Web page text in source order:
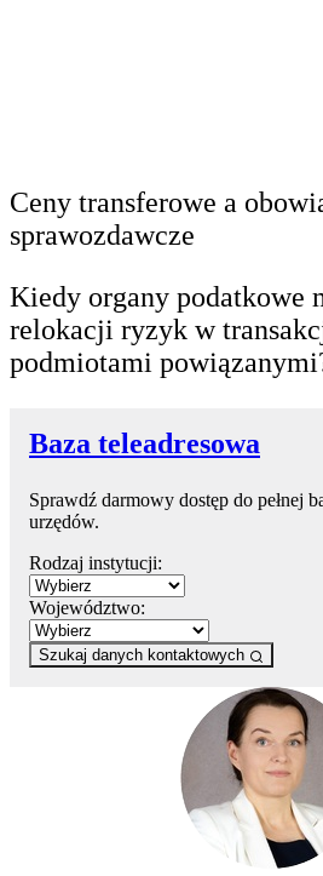
Ceny transferowe a
sprawozdawcze
Kiedy organy podatkowe
relokacji ryzyk w
podmiotami
Baza teleadresowa
Sprawdź darmowy dostęp do pełnej
urzędów.
Rodzaj instytucji:
Województwo:
Szukaj danych kontaktowych